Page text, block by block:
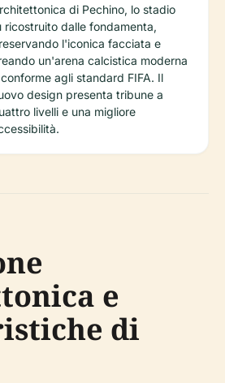
di Pechino, lo stadio
ricostruito dalle fondamenta,
l'iconica facciata e
un'arena calcistica moderna
agli standard FIFA. Il
design presenta tribune a
livelli e una migliore
e
di